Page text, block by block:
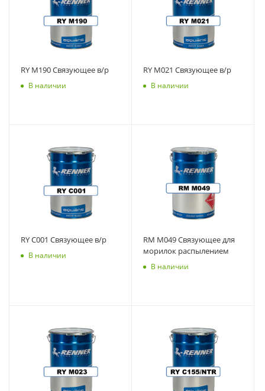
RY M190 Связующее в/р
В наличии
RY M021 Связующее в/р
В наличии
RY C001 Связующее в/р
В наличии
RM M049 Связующее для
морилок распылением
В наличии